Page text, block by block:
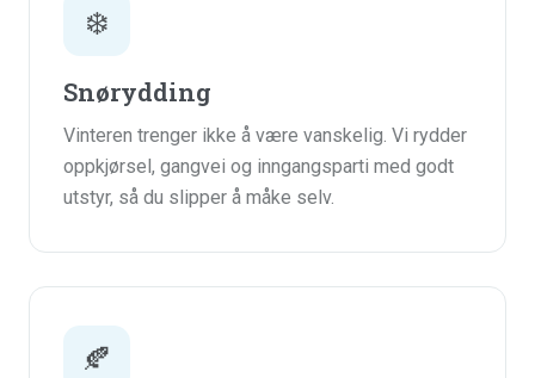
❄️
Snørydding
Vinteren trenger ikke å være vanskelig. Vi rydder
oppkjørsel, gangvei og inngangsparti med godt
utstyr, så du slipper å måke selv.
🍂